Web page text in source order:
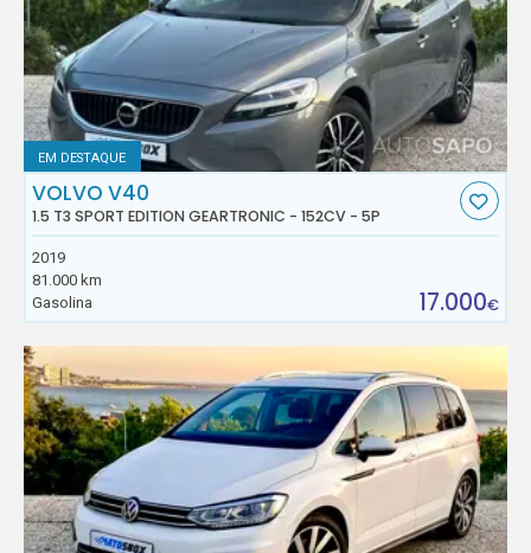
EM DESTAQUE
VOLVO V40
1.5 T3 SPORT EDITION GEARTRONIC - 152CV - 5P
2019
81.000 km
Gasolina
17.000€